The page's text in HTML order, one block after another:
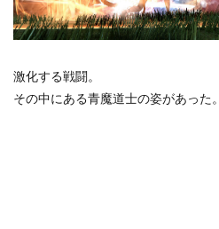
激化する戦闘。
その中にある青魔道士の姿があった。